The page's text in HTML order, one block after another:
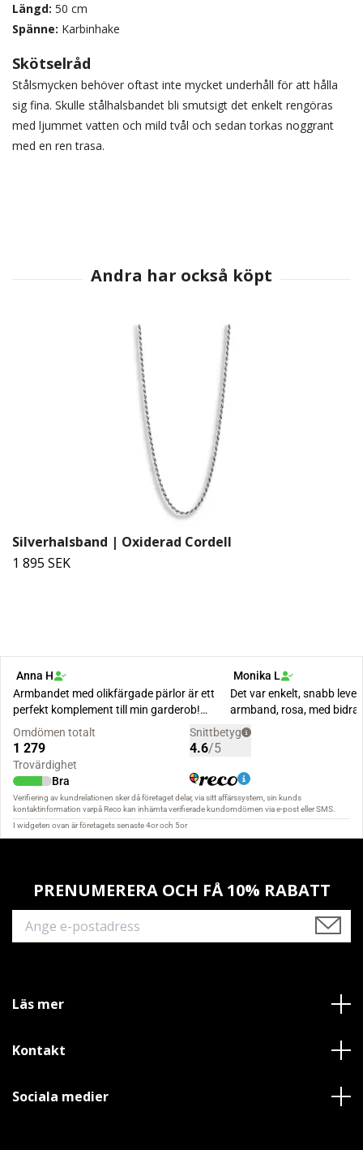
Längd: 50 cm
Spänne: Karbinhake
Skötselråd
Stålsmycken behöver oftast inte mycket underhåll för att hålla
sig fina. Skulle stålhalsbandet bli smutsigt det enkelt rengöras
med ljummet vatten och mild tvål och sedan torkas noggrant
med en ren trasa.
Silverhalsband | Oxiderad Cordell
1 895 SEK
PRENUMERERA OCH FÅ 10% RABATT
Läs mer
Kontakt
Sociala medier